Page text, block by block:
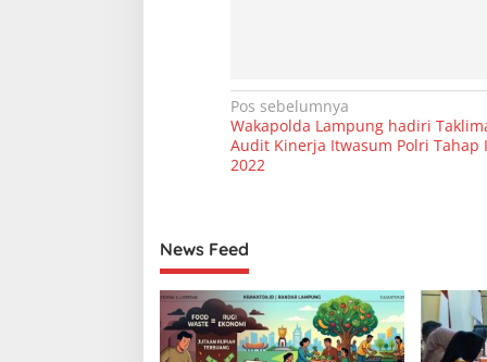
N
a
v
g
a
s
i
p
Pos sebelumnya
Wakapolda Lampung hadiri
Audit Kinerja Itwasum Polri Tahap
2022
News Feed